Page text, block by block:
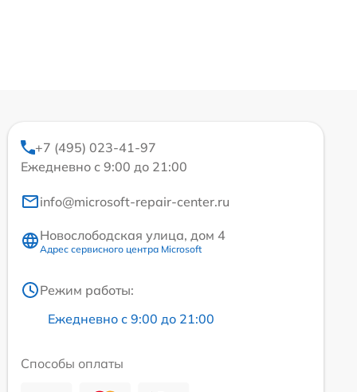
+7 (495) 023-41-97
Ежедневно с 9:00 до 21:00
info@microsoft-repair-center.ru
Новослободская улица, дом 4
Адрес сервисного центра Microsoft
Режим работы:
Ежедневно с 9:00 до 21:00
Способы оплаты